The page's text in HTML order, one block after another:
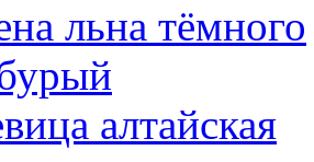
льна тёмного
алтайская